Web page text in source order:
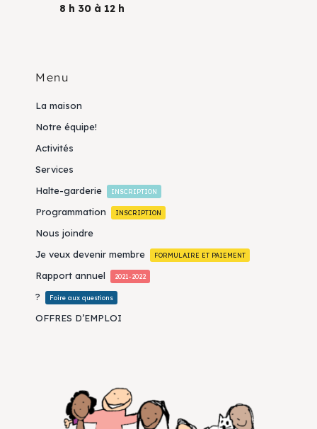
8 h 30 à 12 h
Menu
La maison
Notre équipe!
Activités
Services
Halte-garderie
INSCRIPTION
Programmation INSCRIPTION
Nous joindre
Je veux devenir membre
FORMULAIRE ET PAIEMENT
Rapport annuel 2021-2022
? Foire aux questions
OFFRES D’EMPLOI